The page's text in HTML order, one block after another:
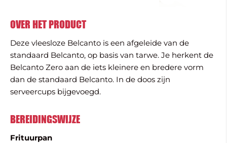
OVER HET PRODUCT
Deze vleesloze Belcanto is een afgeleide van de
standaard Belcanto, op basis van tarwe. Je herkent de
Belcanto Zero aan de iets kleinere en bredere vorm
dan de standaard Belcanto. In de doos zijn
serveercups bijgevoegd.
BEREIDINGSWIJZE
Frituurpan